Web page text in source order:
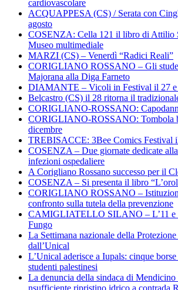
cardiovascolare
ACQUAPPESA (CS) / Serata con
agosto
COSENZA: Cella 121 il libro di Attilio
Museo multimediale
MARZI (CS) – Venerdì “Radici Reali”
CORIGLIANO ROSSANO – Gli
Majorana alla Diga Farneto
DIAMANTE – Vicoli in Festival il 27 e
Belcastro (CS) il 28 ritorna il
CORIGLIANO-ROSSANO:
CORIGLIANO-ROSSANO: Tombola
dicembre
TREBISACCE: 3Bee Comics Festival
COSENZA – Due giornate dedicate
infezioni ospedaliere
A Corigliano Rossano successo per il
COSENZA – Si presenta il libro
CORIGLIANO ROSSANO –
confronto sulla tutela della prevenzione
CAMIGLIATELLO SILANO – L’11 e
Fungo
La Settimana nazionale della
dall’Unical
L’Unical aderisce a Iupals: cinque
studenti palestinesi
La denuncia della sindaca di